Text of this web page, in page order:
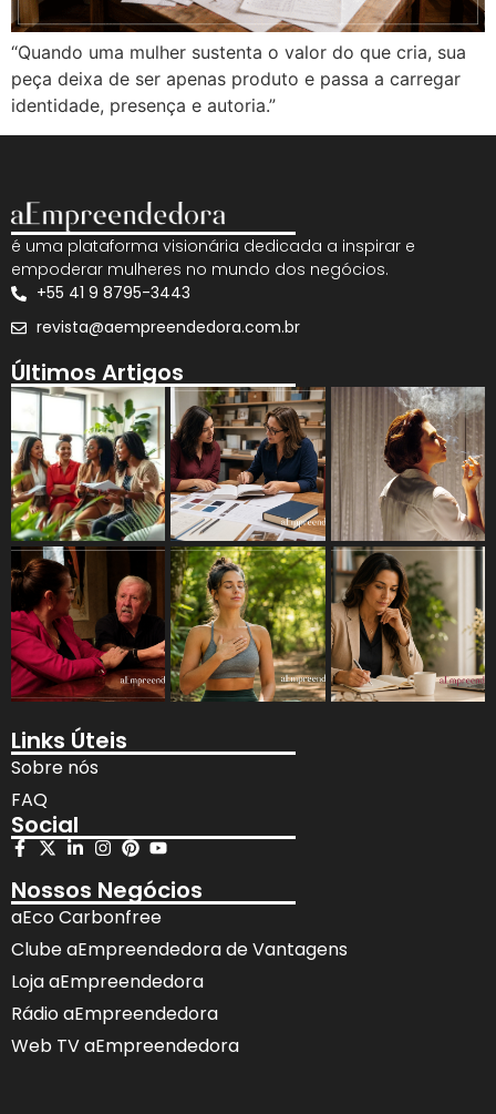
“Quando uma mulher sustenta o valor do que cria, sua
peça deixa de ser apenas produto e passa a carregar
identidade, presença e autoria.”
é uma plataforma visionária dedicada a inspirar e
empoderar mulheres no mundo dos negócios.
+55 41 9 8795-3443
revista@aempreendedora.com.br
Últimos Artigos
Links Úteis
Sobre nós
FAQ
Social
Nossos Negócios
aEco Carbonfree
Clube aEmpreendedora de Vantagens
Loja aEmpreendedora
Rádio aEmpreendedora
Web TV aEmpreendedora